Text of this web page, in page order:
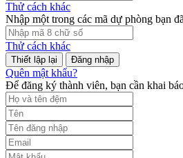
Thử cách khác
Nhập một trong các mã dự phòng bạn
Thử cách khác
Đăng nhập
Quên mật khẩu?
Để đăng ký thành viên, bạn cần khai